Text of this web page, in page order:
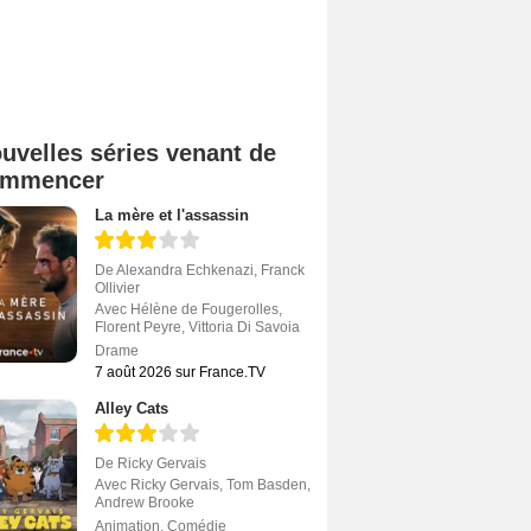
séries venant de
La mère et l'assassin
De Alexandra Echkenazi, Franck
Ollivier
Avec Hélène de Fougerolles,
Florent Peyre, Vittoria Di Savoia
Drame
7 août 2026 sur France.TV
Alley Cats
De Ricky Gervais
Avec Ricky Gervais, Tom Basden,
Andrew Brooke
Animation, Comédie